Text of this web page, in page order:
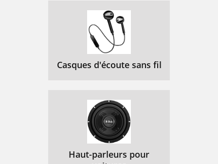
Casques d'écoute sans fil
Haut-parleurs pour